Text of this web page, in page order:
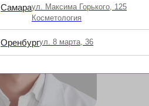
Самараул. Максима Горького, 125
Косметология
Оренбургул. 8 марта, 36